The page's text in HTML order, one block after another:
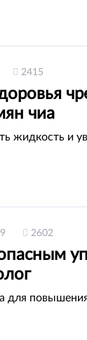
2415
чиа
жидкость и
2602